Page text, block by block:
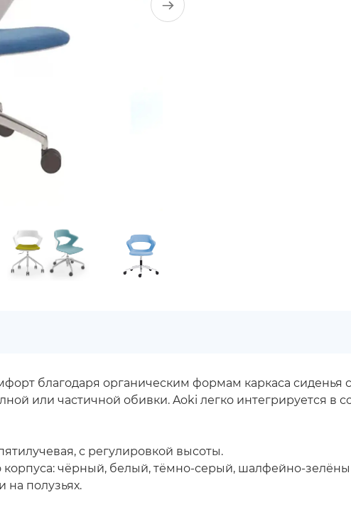
благодаря органическим формам каркаса
или частичной обивки. Aoki легко интегрируется
с регулировкой высоты.
корпуса: чёрный, белый, тёмно-серый, шалфейно-
на полузьях.